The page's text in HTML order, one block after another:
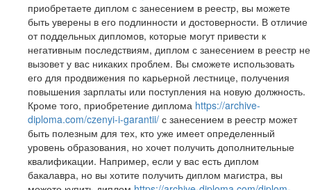
приобретаете диплом с занесением в реестр, вы можете
быть уверены в его подлинности и достоверности. В отличие
от поддельных дипломов, которые могут привести к
негативным последствиям, диплом с занесением в реестр не
вызовет у вас никаких проблем. Вы сможете использовать
его для продвижения по карьерной лестнице, получения
повышения зарплаты или поступления на новую должность.
Кроме того, приобретение диплома https://archive-
diploma.com/czenyi-i-garantii/ с занесением в реестр может
быть полезным для тех, кто уже имеет определенный
уровень образования, но хочет получить дополнительные
квалификации. Например, если у вас есть диплом
бакалавра, но вы хотите получить диплом магистра, вы